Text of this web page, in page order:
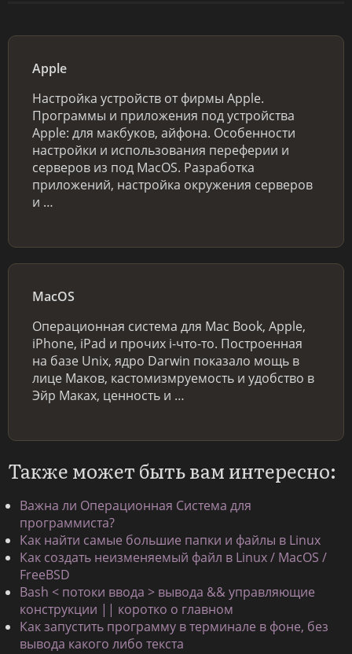
Apple
Настройка устройств от фирмы Apple.
Программы и приложения под устройства
Apple: для макбуков, айфона. Особенности
настройки и использования переферии и
серверов из под MacOS. Разработка
приложений, настройка окружения серверов
и …
MacOS
Операционная система для Mac Book, Apple,
iPhone, iPad и прочих i-что-то. Построенная
на базе Unix, ядро Darwin показало мощь в
лице Маков, кастомизмруемость и удобство в
Эйр Маках, ценность и …
Также может быть вам интересно:
Важна ли Операционная Система для
программиста?
Как найти самые большие папки и файлы в Linux
Как создать неизменяемый файл в Linux / MacOS /
FreeBSD
Bash < потоки ввода > вывода && управляющие
конструкции || коротко о главном
Как запустить программу в терминале в фоне, без
вывода какого либо текста